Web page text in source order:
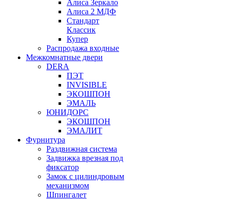
Алиса Зеркало
Алиса 2 МДФ
Стандарт
Классик
Купер
Распродажа входные
Межкомнатные двери
DERA
ПЭТ
INVISIBLE
ЭКОШПОН
ЭМАЛЬ
ЮНИДОРС
ЭКОШПОН
ЭМАЛИТ
Фурнитура
Раздвижная система
Задвижка врезная под
фиксатор
Замок с цилиндровым
механизмом
Шпингалет